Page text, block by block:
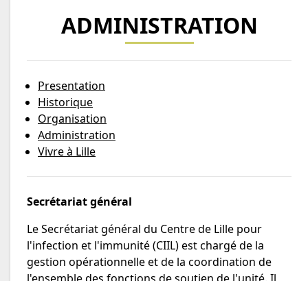
ADMINISTRATION
Presentation
Historique
Organisation
Administration
Vivre à Lille
Secrétariat général
Le Secrétariat général du Centre de Lille pour
l'infection et l'immunité (CIIL) est chargé de la
gestion opérationnelle et de la coordination de